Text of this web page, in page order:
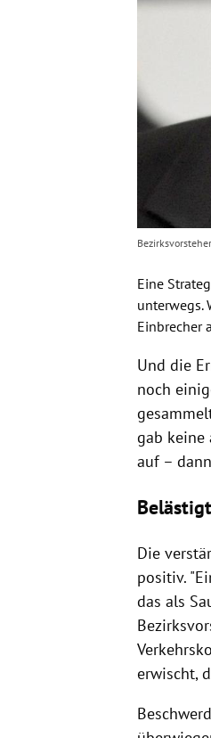
Eine
unterwegs.
Einbrecher
Und die
noch
gab keine
auf –
Belästigt
Die
positiv.
das als
erwischt,